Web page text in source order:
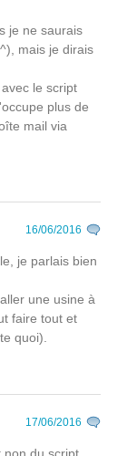
je ne saurais
mais je dirais
le script
plus de
mail via
16/06/2016
je parlais bien
une usine à
faire tout et
quoi).
17/06/2016
non du script